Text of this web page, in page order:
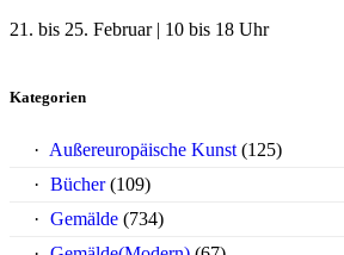
21. bis 25. Februar | 10 bis 18 Uhr
Kategorien
Außereuropäische Kunst (125)
Bücher (109)
Gemälde (734)